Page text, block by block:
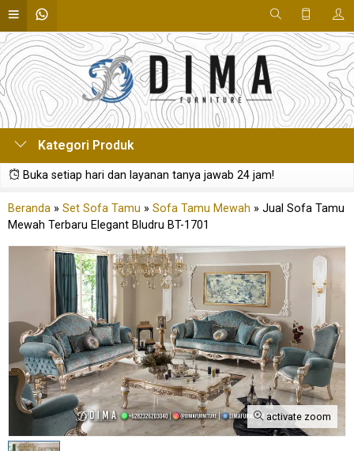
Kategori Produk
Buka setiap hari dan layanan tanya jawab 24 jam!
Beranda » Set Sofa Tamu » Sofa Tamu Mewah » Jual Sofa Tamu
Mewah Terbaru Elegant Bludru BT-1701
activate zoom